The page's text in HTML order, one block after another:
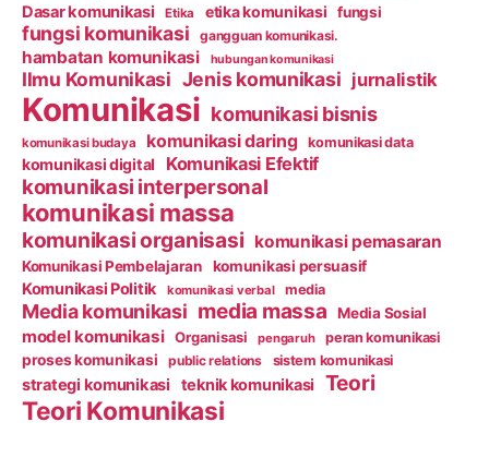
Dasar komunikasi Etika etika komunikasi fungsi
fungsi komunikasi gangguan komunikasi.
hambatan komunikasi hubungan komunikasi
Ilmu Komunikasi Jenis komunikasi jurnalistik
Komunikasi komunikasi bisnis
komunikasi budaya komunikasi daring komunikasi data
komunikasi digital Komunikasi Efektif
komunikasi interpersonal
komunikasi massa
komunikasi organisasi komunikasi pemasaran
Komunikasi Pembelajaran komunikasi persuasif
Komunikasi Politik komunikasi verbal media
Media komunikasi media massa Media Sosial
model komunikasi Organisasi pengaruh peran komunikasi
proses komunikasi public relations sistem komunikasi
strategi komunikasi teknik komunikasi Teori
Teori Komunikasi